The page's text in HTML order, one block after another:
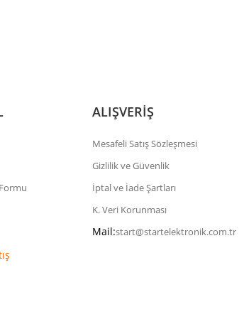
ALIŞVERİŞ
Mesafeli Satış Sözleşmesi
Gizlilik ve Güvenlik
İptal ve İade Şartları
K. Veri Korunması
Mail:start@startelektronik.com.tr